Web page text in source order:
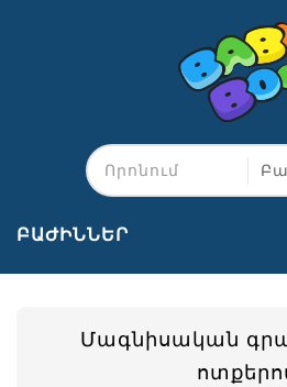
ԲԱԺԻՆՆԵՐ
Մագնիսական